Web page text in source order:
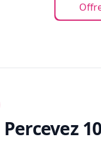
Percevez